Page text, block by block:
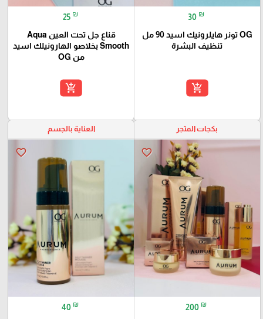
30 ₪
OG تونر هايلرونيك اسيد 90 مل
تنظيف البشرة
add_shopping_cart
25 ₪
قناع جل تحت العين Aqua
Smooth بخلاصو الهارونيلك اسيد
من OG
add_shopping_cart
بكجات المتجر
favorite_border
200 ₪
العناية بالجسم
favorite_border
40 ₪